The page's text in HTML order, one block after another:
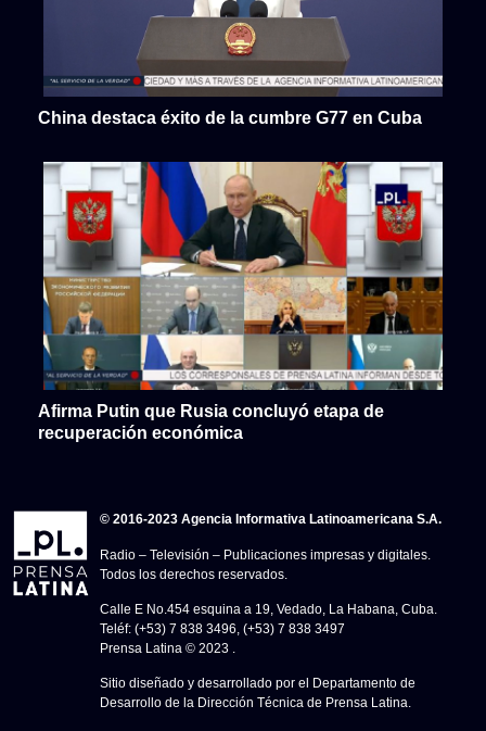
China destaca éxito de la cumbre G77 en Cuba
Afirma Putin que Rusia concluyó etapa de
recuperación económica
© 2016-2023 Agencia Informativa Latinoamericana S.A.
Radio – Televisión – Publicaciones impresas y digitales.
Todos los derechos reservados.
Calle E No.454 esquina a 19, Vedado, La Habana, Cuba.
Teléf: (+53) 7 838 3496, (+53) 7 838 3497
Prensa Latina © 2023 .
Sitio diseñado y desarrollado por el Departamento de
Desarrollo de la Dirección Técnica de Prensa Latina.